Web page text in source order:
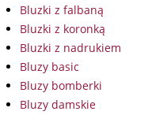
Bluzki z falbaną
Bluzki z koronką
Bluzki z nadrukiem
Bluzy basic
Bluzy bomberki
Bluzy damskie